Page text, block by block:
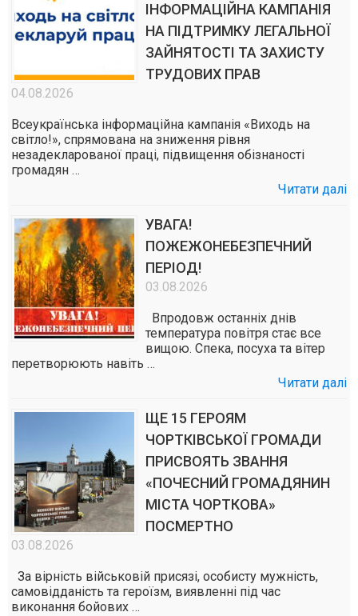
ІНФОРМАЦІЙНА КАМПАНІЯ
НА ПІДТРИМКУ ЛЕГАЛЬНОЇ
ЗАЙНЯТОСТІ ТА ЗАХИСТУ
ТРУДОВИХ ПРАВ
04.08.2026
Всеукраїнська інформаційна кампанія «Виходь на
світло!», спрямована на зниження рівня
незадекларованої праці, підвищення обізнаності
громадян …
Читати далі
УВАГА!
ПОЖЕЖОНЕБЕЗПЕЧНИЙ
ПЕРІОД!
03.08.2026
Впродовж останніх днів
температура повітря стає все
вищою. Спека, посуха та вітер
перетворюють навіть …
Читати далі
ЩЕ 15 ГЕРОЯМ
ЧОРТКІВСЬКОЇ ГРОМАДИ
ПРИСВОЯТЬ ЗВАННЯ
«ПОЧЕСНИЙ ГРОМАДЯНИН
МІСТА ЧОРТКОВА»
ПОСМЕРТНО
03.08.2026
За вірність військовій присязі, особисту мужність,
самовідданість та героїзм, виявленні під час
виконання бойових …